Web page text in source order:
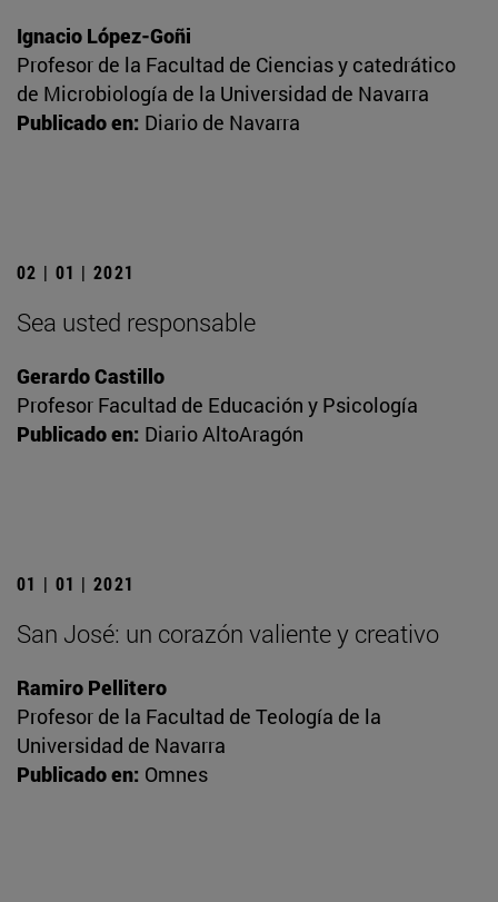
Ignacio López-Goñi
Profesor de la Facultad de Ciencias y catedrático
de Microbiología de la Universidad de Navarra
Publicado en: Diario de Navarra
02 | 01 | 2021
Sea usted responsable
Gerardo Castillo
Profesor Facultad de Educación y Psicología
Publicado en: Diario AltoAragón
01 | 01 | 2021
San José: un corazón valiente y creativo
Ramiro Pellitero
Profesor de la Facultad de Teología de la
Universidad de Navarra
Publicado en: Omnes